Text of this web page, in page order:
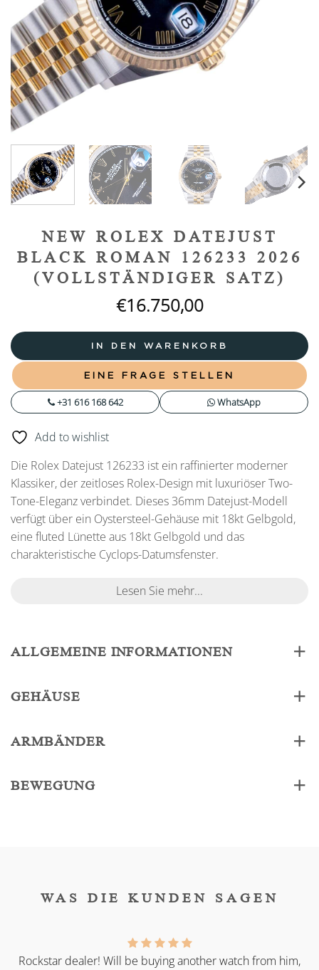
NEW ROLEX DATEJUST
BLACK ROMAN 126233 2026
(VOLLSTÄNDIGER SATZ)
€16.750,00
IN DEN WARENKORB
EINE FRAGE STELLEN
+31 616 168 642 WhatsApp
Add to wishlist
Die Rolex Datejust 126233 ist ein raffinierter moderner
Klassiker, der zeitloses Rolex-Design mit luxuriöser Two-
Tone-Eleganz verbindet. Dieses 36mm Datejust-Modell
verfügt über ein Oystersteel-Gehäuse mit 18kt Gelbgold,
eine fluted Lünette aus 18kt Gelbgold und das
charakteristische Cyclops-Datumsfenster.
Lesen Sie mehr...
ALLGEMEINE INFORMATIONEN
GEHÄUSE
ARMBÄNDER
BEWEGUNG
WAS DIE KUNDEN SAGEN
Rockstar dealer! Will be buying another watch from him,